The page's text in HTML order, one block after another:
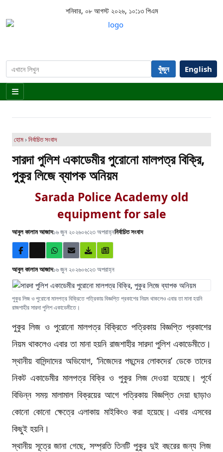
শনিবার, ০৮ আগস্ট ২০২৬, ১০:১৩ পিএম
খুঁজুন English
হোম›নির্বাচিত সংবাদ
সারদা পুলিশ একাডেমীর পুরোনো মালপত্র বিক্রি,
পুকুর লিজে ব্যাপক অনিয়ম
Sarada Police Academy old
equipment for sale
আবুল কালাম আজাদ১৬ জুন ২০২৬০৬:২৩ অপরাহ্ননির্বাচিত সংবাদ
আবুল কালাম আজাদ১৬ জুন ২০২৬০৬:২৩ অপরাহ্ন
পুকুর লিজ ও পুরোনো মালপত্র বিক্রিতে পত্রিকায় বিজ্ঞপ্তি প্রকাশের নিয়ম থাকলেও এবার তা মানা হয়নি
রাজশাহীর সারদা পুলিশ একাডেমীতে।
পুকুর লিজ ও পুরোনো মালপত্র বিক্রিতে পত্রিকায় বিজ্ঞপ্তি প্রকাশের
নিয়ম থাকলেও এবার তা মানা হয়নি রাজশাহীর সারদা পুলিশ একাডেমীতে।
স্থানীয় বাসিন্দাদের অভিযোগ, ‘নিজেদের পছন্দের লোকদের’ ডেকে তাদের
নিকট একাডেমীর মালপত্র বিক্রি ও পুকুর লিজ দেওয়া হয়েছে। পূর্বে
বিভিন্ন সময় মালামাল বিক্রয়ের আগে পত্রিকায় বিজ্ঞপ্তি দেয়া ছাড়াও
কোনো কোনো ক্ষেত্রে এলাকায় মাইকিংও করা হয়েছে। এবার এসবের
কিছুই হয়নি।
স্থানীয় সূত্রে জানা গেছে, সম্প্রতি তিনটি পুকুর দুই বছরের জন্য লিজ